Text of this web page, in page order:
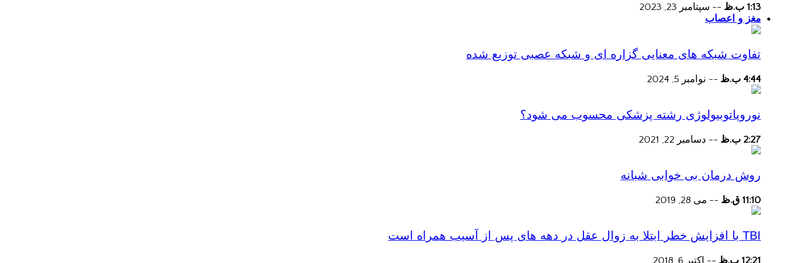
1:13 ب.ظ -- سپتامبر 23, 2023
مغز و اعصاب
تفاوت شبکه های معنایی گزاره ای و شبکه عصبی توزیع شده
4:44 ب.ظ -- نوامبر 5, 2024
نوروپاتوبیولوژی رشته پزشکی محسوب می شود؟
2:27 ب.ظ -- دسامبر 22, 2021
روش درمان بی خوابی شبانه
11:10 ق.ظ -- می 28, 2019
TBI با افزایش خطر ابتلا به زوال عقل در دهه های پس از آسیب همراه است
12:21 ب.ظ -- اکتبر 6, 2018